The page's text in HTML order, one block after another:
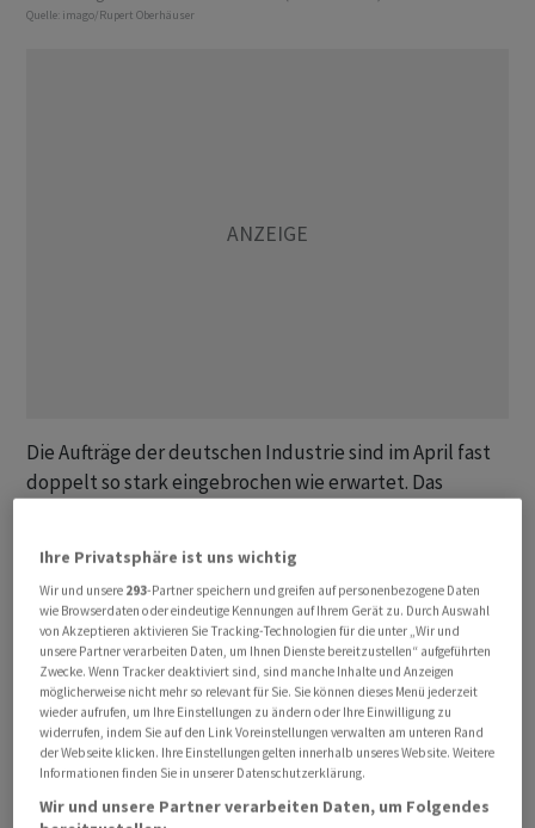
Quelle: imago/Rupert Oberhäuser
Die Aufträge der deutschen Industrie sind im April fast
doppelt so stark eingebrochen wie erwartet. Das
mitteilte. Von der Nachrichtenagentur Reuters
befragte Ökonomen hatten ⁠nur mit einem Rückgang
von 2,0 Prozent gerechnet. In ersten Reaktionen hiess es
dazu:
Alexander Krüger, Chefökonom Hauck Aufhäuser
Lampe:
«Der Rückgang ist im Wesentlichen eine Reaktion auf
Ihre Privatsphäre ist uns wichtig
Wir und unsere 293-Partner speichern und greifen auf personenbezogene Daten
wie Browserdaten oder eindeutige Kennungen auf Ihrem Gerät zu. Durch Auswahl
von Akzeptieren aktivieren Sie Tracking-Technologien für die unter „Wir und
unsere Partner verarbeiten Daten, um Ihnen Dienste bereitzustellen“ aufgeführten
Zwecke. Wenn Tracker deaktiviert sind, sind manche Inhalte und Anzeigen
möglicherweise nicht mehr so relevant für Sie. Sie können dieses Menü jederzeit
wieder aufrufen, um Ihre Einstellungen zu ändern oder Ihre Einwilligung zu
widerrufen, indem Sie auf den Link Voreinstellungen verwalten am unteren Rand
der Webseite klicken. Ihre Einstellungen gelten innerhalb unseres Website. Weitere
Informationen finden Sie in unserer Datenschutzerklärung.
Wir und unsere Partner verarbeiten Daten, um Folgendes